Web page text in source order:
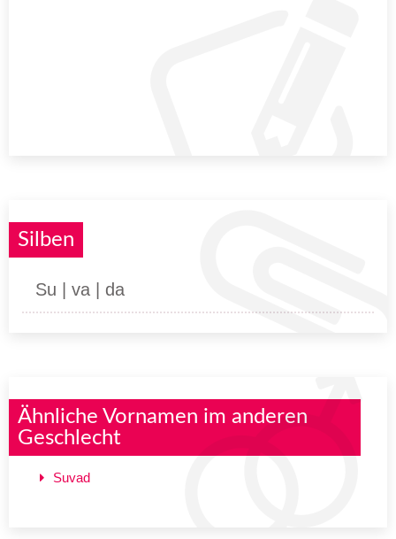
Silben
Su | va | da
Ähnliche Vornamen im anderen
Geschlecht
Suvad